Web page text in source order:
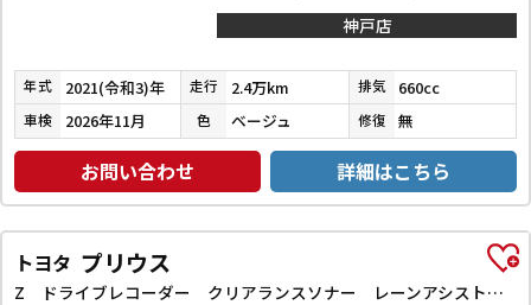
神戸店
年式 2021(令和3)年 走行 2.4万km 排気 660cc
車検 2026年11月 色 ベージュ 修復 無
お問い合わせ 詳細はこちら
トヨタ プリウス
Z ドライブレコーダー クリアランスソナー レーンアシスト オートクルーズコントロール パークアシスト 衝突被害軽減システム 全周囲カメラ ナビ TV アルミホイール オートマチックハイビーム